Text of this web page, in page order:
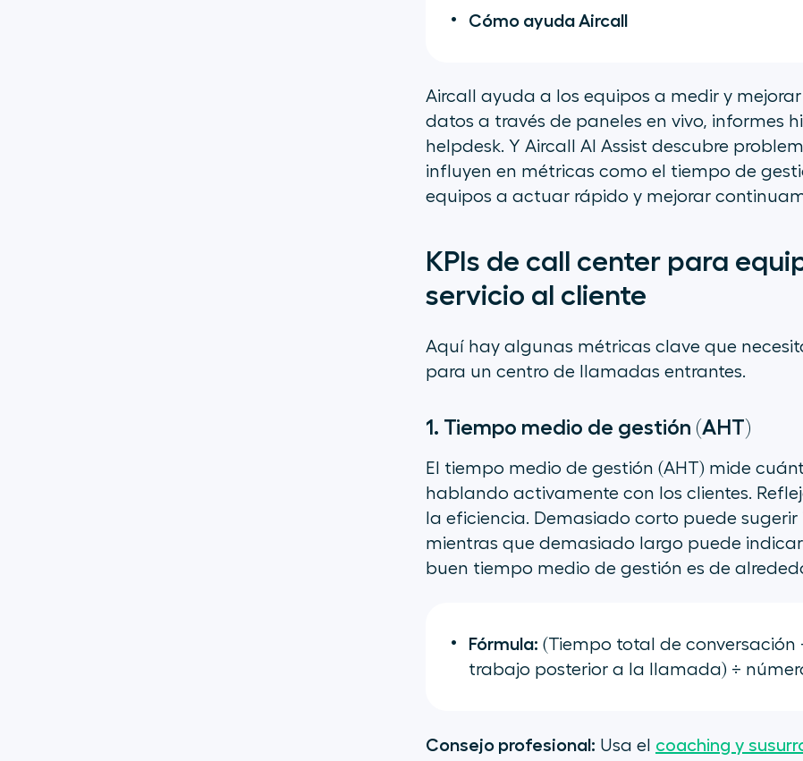
Cómo ayuda Aircall
Aircall ayuda a los equipos a medir y
datos a través de paneles en vivo, informes
helpdesk. Y Aircall AI Assist descubre
influyen en métricas como el tiempo de
equipos a actuar rápido y mejorar
KPIs de call center para
servicio al cliente
Aquí hay algunas métricas clave que
para un centro de llamadas entrantes.
1. Tiempo medio de gestión (AHT)
El tiempo medio de gestión (AHT) mide
hablando activamente con los clientes.
la eficiencia. Demasiado corto puede
mientras que demasiado largo puede
buen tiempo medio de gestión es de
Fórmula: (Tiempo total de
trabajo posterior a la llamada) ÷
Consejo profesional: Usa el coaching y